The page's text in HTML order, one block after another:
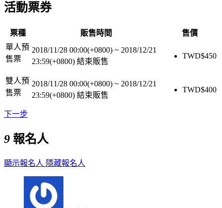
活動票券
票種 販售時間
售價
單人預
售票
2018/11/28 00:00(+0800) ~ 2018/12/21
23:59(+0800) 結束販售
TWD$450
雙人預
售票
2018/11/28 00:00(+0800) ~ 2018/12/21
23:59(+0800) 結束販售
TWD$400
下一步
9 報名人
顯示報名人 隱藏報名人